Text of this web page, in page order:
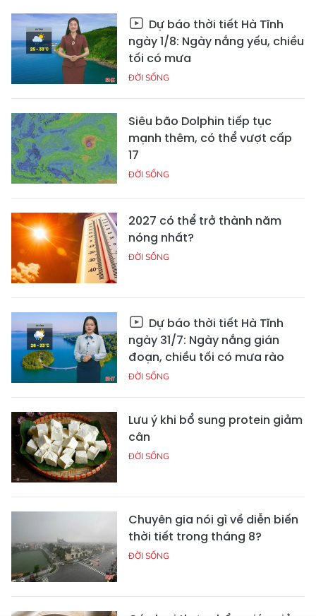
Dự báo thời tiết Hà Tĩnh
ngày 1/8: Ngày nắng yếu, chiều
tối có mưa
ĐỜI SỐNG
Siêu bão Dolphin tiếp tục
mạnh thêm, có thể vượt cấp
17
ĐỜI SỐNG
2027 có thể trở thành năm
nóng nhất?
ĐỜI SỐNG
Dự báo thời tiết Hà Tĩnh
ngày 31/7: Ngày nắng gián
đoạn, chiều tối có mưa rào
ĐỜI SỐNG
Lưu ý khi bổ sung protein giảm
cân
ĐỜI SỐNG
Chuyên gia nói gì về diễn biến
thời tiết trong tháng 8?
ĐỜI SỐNG